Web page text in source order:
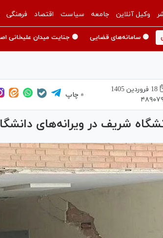
وکیل آنلاین جامعه سیاست اقتصاد فرهنگی
🟡 سامانه‌های قضایی 🟡 جنایت میدان علیخانی
18 فروردين 1405
چاپ
شریف در ویرانه‌های